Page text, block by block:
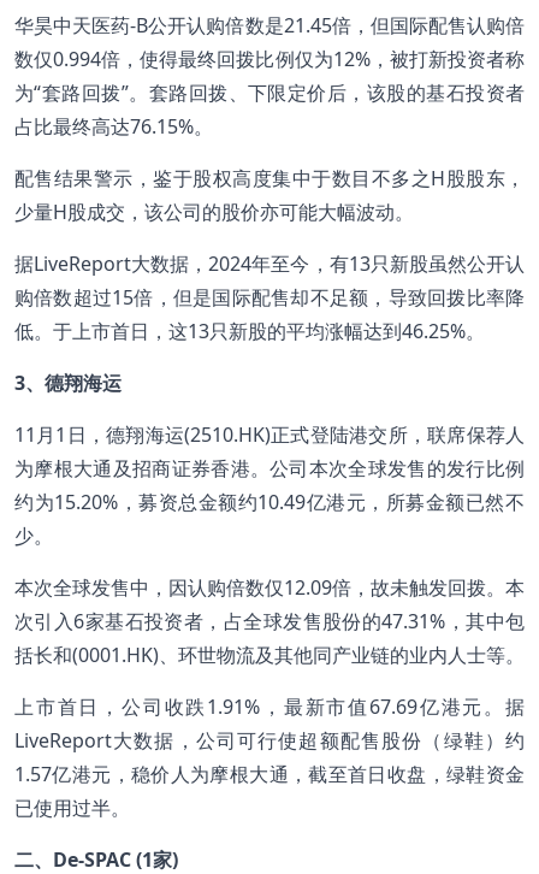
华昊中天医药-B公开认购倍数是21.45倍，但国际配售认购倍
数仅0.994倍，使得最终回拨比例仅为12%，被打新投资者称
为“套路回拨”。套路回拨、下限定价后，该股的基石投资者
占比最终高达76.15%。
配售结果警示，鉴于股权高度集中于数目不多之H股股东，
少量H股成交，该公司的股价亦可能大幅波动。
据LiveReport大数据，2024年至今，有13只新股虽然公开认
购倍数超过15倍，但是国际配售却不足额，导致回拨比率降
低。于上市首日，这13只新股的平均涨幅达到46.25%。
3、德翔海运
11月1日，德翔海运(2510.HK)正式登陆港交所，联席保荐人
为摩根大通及招商证券香港。公司本次全球发售的发行比例
约为15.20%，募资总金额约10.49亿港元，所募金额已然不
少。
本次全球发售中，因认购倍数仅12.09倍，故未触发回拨。本
次引入6家基石投资者，占全球发售股份的47.31%，其中包
括长和(0001.HK)、环世物流及其他同产业链的业内人士等。
上市首日，公司收跌1.91%，最新市值67.69亿港元。据
LiveReport大数据，公司可行使超额配售股份（绿鞋）约
1.57亿港元，稳价人为摩根大通，截至首日收盘，绿鞋资金
已使用过半。
二、De-SPAC (1家)